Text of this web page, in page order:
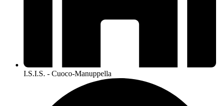
I.S.I.S. - Cuoco-Manuppella